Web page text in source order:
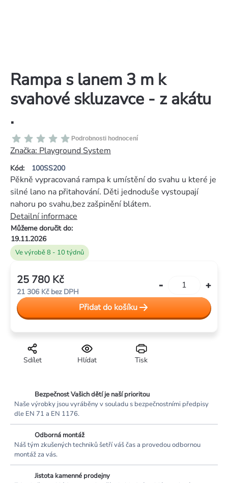
Rampa s lanem 3 m k
svahové skluzavce - z akátu
.
Kód: 100SS200
Průměrné
hodnocení
produktu
je
0,0
5
hvězdiček.
Podrobnosti hodnocení
Značka: Playground System
Ve výrobě 8 - 10 týdnů
Můžeme doručit do:
19.11.2026
Pěkně vypracovaná rampa k umístění do svahu u které je
silné lano na přitahování. Děti jednoduše vystoupají
nahoru po svahu,bez zašpinění blátem.
Detailní informace
Tisk
Hlídat
Sdílet
25 780 Kč
21 306 Kč bez DPH
cena:
Přidat do košíku
Bezpečnost Vašich dětí je naší prioritou
Naše výrobky jsou vyráběny v souladu s bezpečnostními předpisy
dle EN 71 a EN 1176.
Odborná montáž
Náš tým zkušených techniků šetří váš čas a provedou odbornou
montáž za vás.
Jistota kamenné prodejny